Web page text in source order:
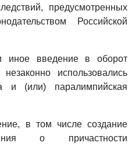
предусмотренных
Российской
иное введение в оборот
использовались
и (или) паралимпийская
в том числе создание
о причастности